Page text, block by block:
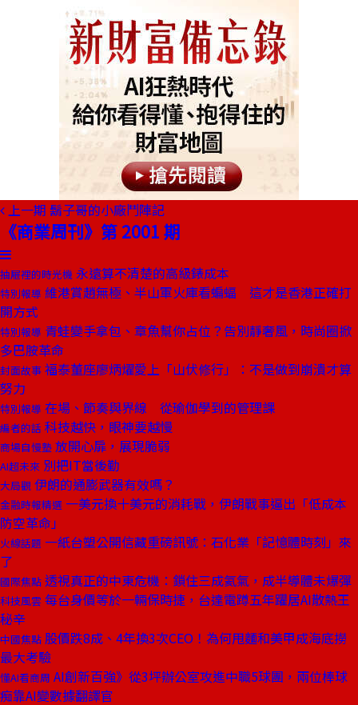
上一期 鬍子哥的小廠鬥陣記
《商業周刊》第 2001 期
抽屜裡的時光機 永遠算不清楚的高級錶成本
特別報導 維港賞趙無極、半山軍火庫看蝙蝠 這才是香港正確打
開方式
特別報導 青蛙變手拿包、章魚幫你占位？告別靜奢風，時尚圈掀
多巴胺革命
封面故事 福泰董座廖炳燿愛上「山伏修行」：不是做到崩潰才算
努力
特別報導 在場、節奏與界線 從瑜伽學到的管理課
編者的話 科技越快，眼神要越慢
商場自慢塾 放開心扉，展現脆弱
AI超未來 別把IT當後勤
大局觀 伊朗的通膨武器有效嗎？
金融時報精選 一美元換十美元的消耗戰，伊朗戰事逼出「低成本
防空革命」
火線話題 一紙台塑公開信藏重磅訊號：石化業「記憶體時刻」來
了
國際焦點 透視真正的中東危機：鎖住三成氦氣，成半導體未爆彈
科技風雲 每台身價等於一輛保時捷，台達電蹲五年躍居AI散熱王
秘辛
中國焦點 股價跌8成、4年換3次CEO！為何甩麵和美甲成海底撈
最大考驗
懂AI看商周 AI創新百強》從3坪辦公室攻進中職5球團，兩位棒球
痴靠AI變數據翻譯官